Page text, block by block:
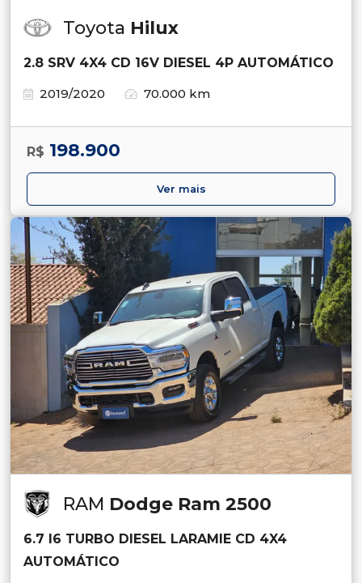
Toyota Hilux
2.8 SRV 4X4 CD 16V DIESEL 4P AUTOMÁTICO
2019/2020
70.000 km
R$ 198.900
Ver mais
RAM Dodge Ram 2500
6.7 I6 TURBO DIESEL LARAMIE CD 4X4
AUTOMÁTICO